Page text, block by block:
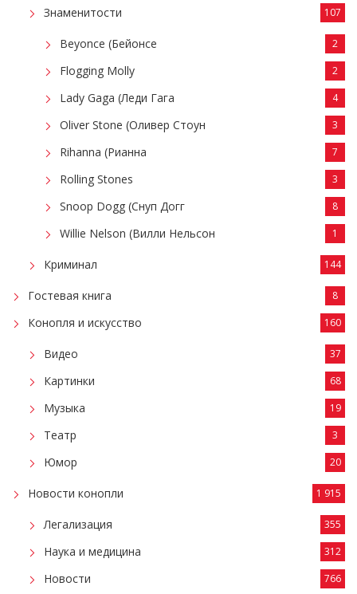
Знаменитости 107
Beyonce (Бейонсе 2
Flogging Molly 2
Lady Gaga (Леди Гага 4
Oliver Stone (Оливер Стоун 3
Rihanna (Рианна 7
Rolling Stones 3
Snoop Dogg (Снуп Догг 8
Willie Nelson (Вилли Нельсон 1
Криминал 144
Гостевая книга 8
Конопля и искусство 160
Видео 37
Картинки 68
Музыка 19
Театр 3
Юмор 20
Новости конопли 1 915
Легализация 355
Наука и медицина 312
Новости 766